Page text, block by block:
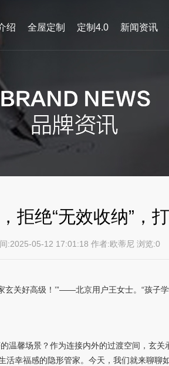
绍 全屋定制 定制4.0 新闻资讯
拒绝“无效收纳”，
:2025-05-12 17:01:18 作者:欧蒂尼 浏览:0
玄关好高级！’”——北京用户王女士。“孩
温馨场景？作为连接内外的过渡空间，玄
幸福感的隐形管家。今天，我们就来聊聊